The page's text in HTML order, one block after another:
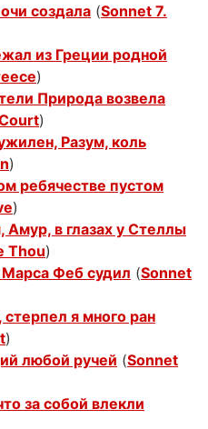
создала (Sonnet 7.
из Греции родной
)
Природа возвела
)
Разум, коль
)
ребячестве пустом
)
в глазах у Стеллы
Thou)
Феб судил (Sonnet
я много ран
)
любой ручей (Sonnet
за собой влекли